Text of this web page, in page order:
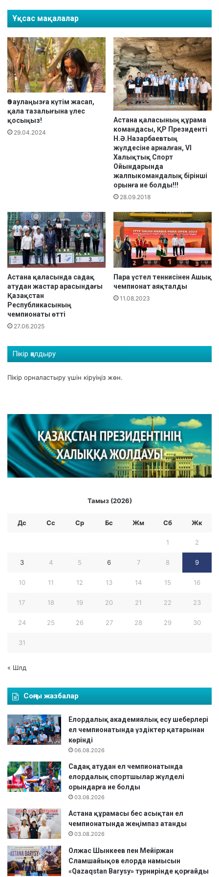
д
а
2
ж
о
л
д
а
м
а
Ұқсас мақалалар
Өз аулаңызға күтім жасап,
қала тазалығына үлес
қосыңыз!
29.04.2024
Астана қаласының құрама
командасы, ҚР Президенті
Н.Ә.Назарбаевтың
жүлдесіне арналған, VI
Халықтық Спорт
Ойындарында
жалпыкомандалық бірінші
орынға ие болды!!!
28.09.2018
Астана қаласында садақ
атудан жастар арасындағы
Қазақстан
Республикасының
чемпионаты өтті
27.06.2025
Пара үстел теннисінен Ашық
чемпионат аяқталды
11.08.2023
Пікір қалдыру
Пікір орналастыру үшін кіруіңіз жөн.
Тамыз (2026)
Дс Сс Ср Бc Жм Сб Жк
1 2
3 4 5 6 7 8 9
10 11 12 13 14 15 16
17 18 19 20 21 22 23
24 25 26 27 28 29 30
31
« Шлд
Соңғы жазбалар
Елордалық академиялық есу шеберлері
ел чемпионатында үздіктер қатарынан
көрінді
06.08.2026
Садақ атудан ел чемпионатында
елордалық спортшылар жүлделі
орындарға ие болды
03.08.2026
Астана құрамасы бес асықтан ел
чемпионатында жеңімпаз атанды
03.08.2026
Олжас Шынкеев пен Мейіржан
Сламшайықов елорда намысын
«Qazaqstan Barysy» турнирінде қорғайды